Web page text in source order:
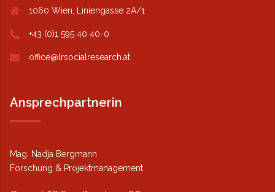
1060 Wien, Liniengasse 2A/1
+43 (0)1 595 40 40-0
office@lrsocialresearch.at
Ansprechpartnerin
Mag. Nadja Bergmann
Forschung & Projektmanagement